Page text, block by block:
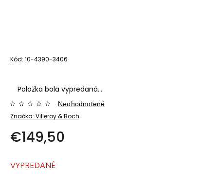
Kód: 10-4390-3406
Položka bola vypredaná…
Značka: Villeroy & Boch
Neohodnotené
€149,50
VYPREDANÉ